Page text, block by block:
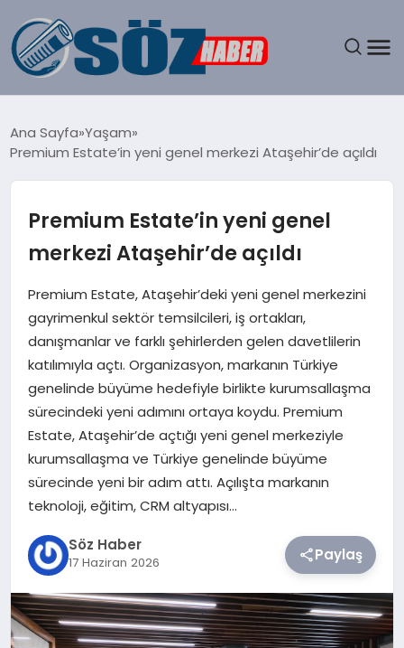
MAGAZIN
EKONOMI
SAĞLIK
DÜNYA
TEKNOLOJI
YAŞAM
Ana Sayfa Yaşam
Premium Estate’in yeni genel merkezi Ataşehir’de açıldı
Premium Estate’in yeni genel
merkezi Ataşehir’de açıldı
Premium Estate, Ataşehir’deki yeni genel merkezini
gayrimenkul sektör temsilcileri, iş ortakları,
danışmanlar ve farklı şehirlerden gelen davetlilerin
katılımıyla açtı. Organizasyon, markanın Türkiye
genelinde büyüme hedefiyle birlikte kurumsallaşma
sürecindeki yeni adımını ortaya koydu. Premium
Estate, Ataşehir’de açtığı yeni genel merkeziyle
kurumsallaşma ve Türkiye genelinde büyüme
sürecinde yeni bir adım attı. Açılışta markanın
teknoloji, eğitim, CRM altyapısı…
Söz Haber
17 Haziran 2026 Paylaş